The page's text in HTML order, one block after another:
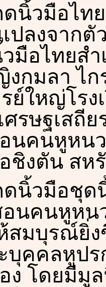
ดนิ้วมือไท
ลงจากตั
มือไทยสำ
กมลา ไก
ย์ใหญ่โร
ศรษฐเสถี
นคนหูหน
ชิงตัน สห
ดนิ้วมือชุด
อนคนหูห
สมบุรณ์ยิ่
บุคคลหูป
ง โดยมีมู